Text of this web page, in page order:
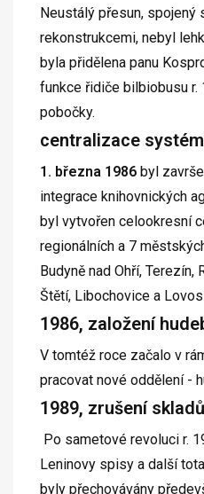
Neustálý přesun, spojený
rekonstrukcemi, nebyl
byla přidělena panu
funkce řidiče bilbiobusu
pobočky.
centralizace
1. března 1986 byl
integrace knihovnických
byl vytvořen celookresní
regionálních a 7
Budyně nad Ohří, Terezín,
Štětí, Libochovice a
1986, založení
V tomtéž roce začalo v
pracovat nové oddělení -
1989, zrušení
Po sametové revoluci r.
Leninovy spisy a další
byly přechovávány